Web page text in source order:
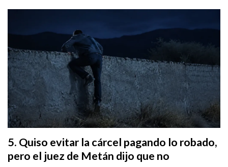
Quiso evitar la cárcel pagando lo robado,
pero el juez de Metán dijo que no